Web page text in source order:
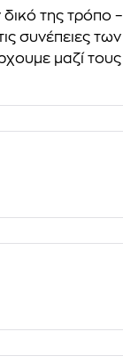
δικό της
συνέπειες
μαζί